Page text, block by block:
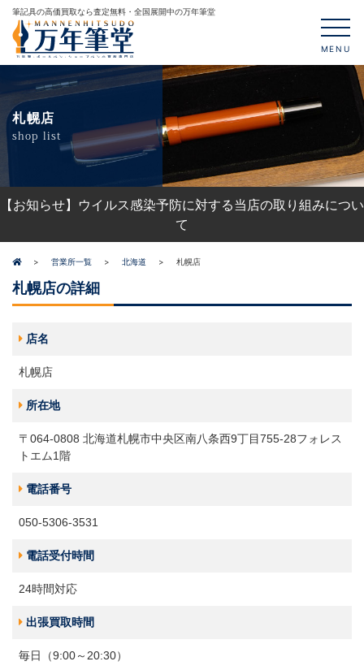
筆記具の高価買取なら査定無料・全国展開中の万年筆堂
MENU
札幌店
shop list
【お知らせ】ウイルス感染予防に対する当店の取り組みについ
て
営業所一覧 北海道 札幌店
札幌店の詳細
店名
札幌店
所在地
〒064-0808 北海道札幌市中央区南八条西9丁目755-28フォレス
トエム1階
電話番号
050-5306-3531
電話受付時間
24時間対応
出張買取時間
毎日（9:00～20:30）